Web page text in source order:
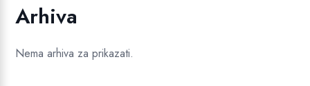
Arhiva
Nema arhiva za prikazati.